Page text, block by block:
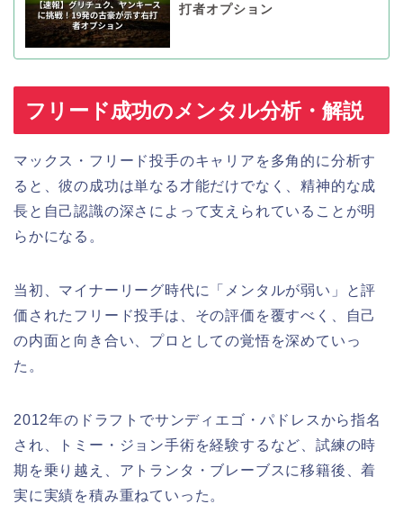
打者オプション
フリード成功のメンタル分析・解説
マックス・フリード投手のキャリアを多角的に分析す
ると、彼の成功は単なる才能だけでなく、精神的な成
長と自己認識の深さによって支えられていることが明
らかになる。
当初、マイナーリーグ時代に「メンタルが弱い」と評
価されたフリード投手は、その評価を覆すべく、自己
の内面と向き合い、プロとしての覚悟を深めていっ
た。
2012年のドラフトでサンディエゴ・パドレスから指名
され、トミー・ジョン手術を経験するなど、試練の時
期を乗り越え、アトランタ・ブレーブスに移籍後、着
実に実績を積み重ねていった。